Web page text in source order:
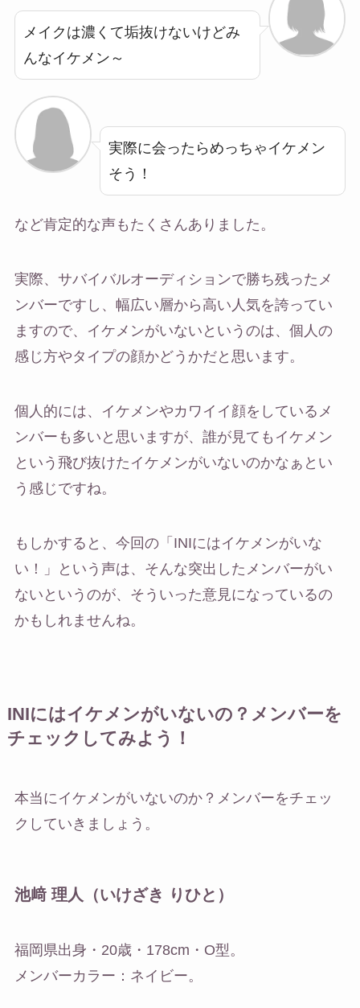
メイクは濃くて垢抜けないけどみ
んなイケメン～
実際に会ったらめっちゃイケメン
そう！
など肯定的な声もたくさんありました。
実際、サバイバルオーディションで勝ち残ったメ
ンバーですし、幅広い層から高い人気を誇ってい
ますので、イケメンがいないというのは、個人の
感じ方やタイプの顔かどうかだと思います。
個人的には、イケメンやカワイイ顔をしているメ
ンバーも多いと思いますが、誰が見てもイケメン
という飛び抜けたイケメンがいないのかなぁとい
う感じですね。
もしかすると、今回の「INIにはイケメンがいな
い！」という声は、そんな突出したメンバーがい
ないというのが、そういった意見になっているの
かもしれませんね。
INIにはイケメンがいないの？メンバーを
チェックしてみよう！
本当にイケメンがいないのか？メンバーをチェッ
クしていきましょう。
池﨑 理人（いけざき りひと）
福岡県出身・20歳・178cm・O型。
メンバーカラー：ネイビー。